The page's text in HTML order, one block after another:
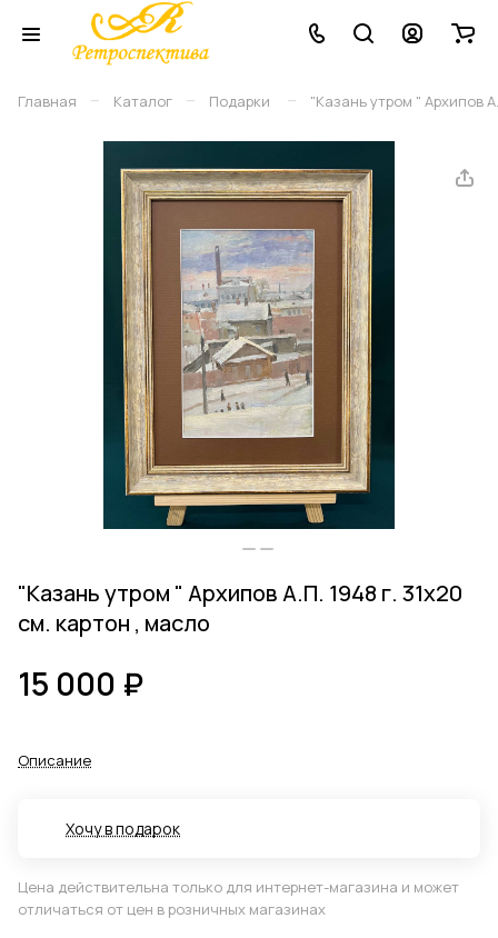
Главная – Каталог – Подарки – "Казань утром " Архипов
"Казань утром " Архипов А.П. 1948 г. 31х20
см. картон , масло
15 000 ₽
Описание
Хочу в подарок
Цена действительна только для интернет-магазина и может
отличаться от цен в розничных магазинах